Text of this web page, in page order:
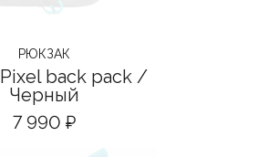
РЮКЗАК
Pixel back pack/
Черный
7 990 ₽